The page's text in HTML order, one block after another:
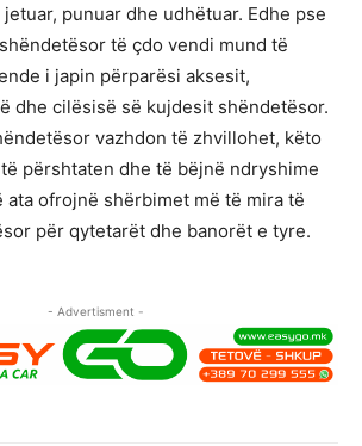
punuar dhe udhëtuar. Edhe pse
të çdo vendi mund të
i japin përparësi aksesit,
dhe cilësisë së kujdesit shëndetësor.
vazhdon të zhvillohet, këto
përshtaten dhe të bëjnë ndryshime
ata ofrojnë shërbimet më të mira të
për qytetarët dhe banorët e tyre.
- Advertisment -